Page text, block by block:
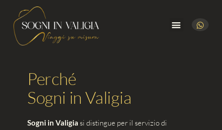
Perché
Sogni in Valigia
Sogni in Valigia si distingue per il servizio di